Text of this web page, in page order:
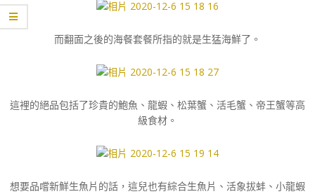
而翻面之後的海餐套餐所指的就是生猛海鮮了。
這裡的絕品包括了珍貴的鮑魚、龍蝦、松葉蟹、活毛蟹、帝王蟹等高
級食材。
想要品嚐新鮮生魚片的話，這兒也有綜合生魚片、活象拔蚌、小龍蝦